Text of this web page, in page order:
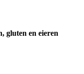
gluten en eieren